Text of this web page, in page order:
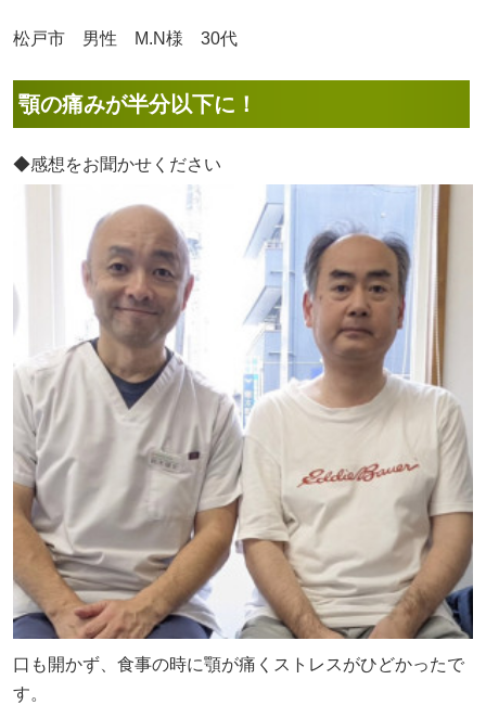
松戸市 男性 M.N様 30代
顎の痛みが半分以下に！
◆感想をお聞かせください
口も開かず、食事の時に顎が痛くストレスがひどかったで
す。